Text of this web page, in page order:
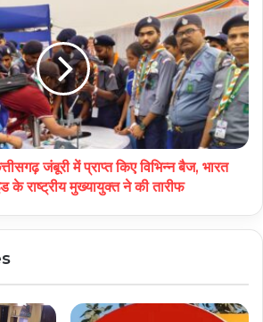
जंबूरी में प्राप्त किए विभिन्न बैज, भारत
के राष्ट्रीय मुख्यायुक्त ने की तारीफ